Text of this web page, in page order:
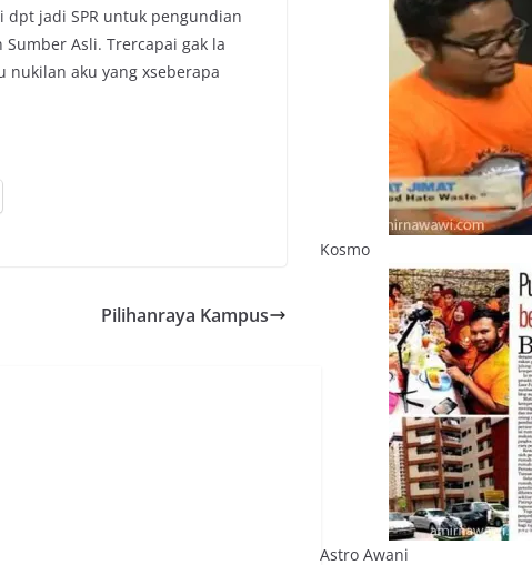
jadi SPR untuk pengundian
Asli. Trercapai gak la
nukilan aku yang xseberapa
Pilihanraya Kampus
Kosmo
Astro Awani